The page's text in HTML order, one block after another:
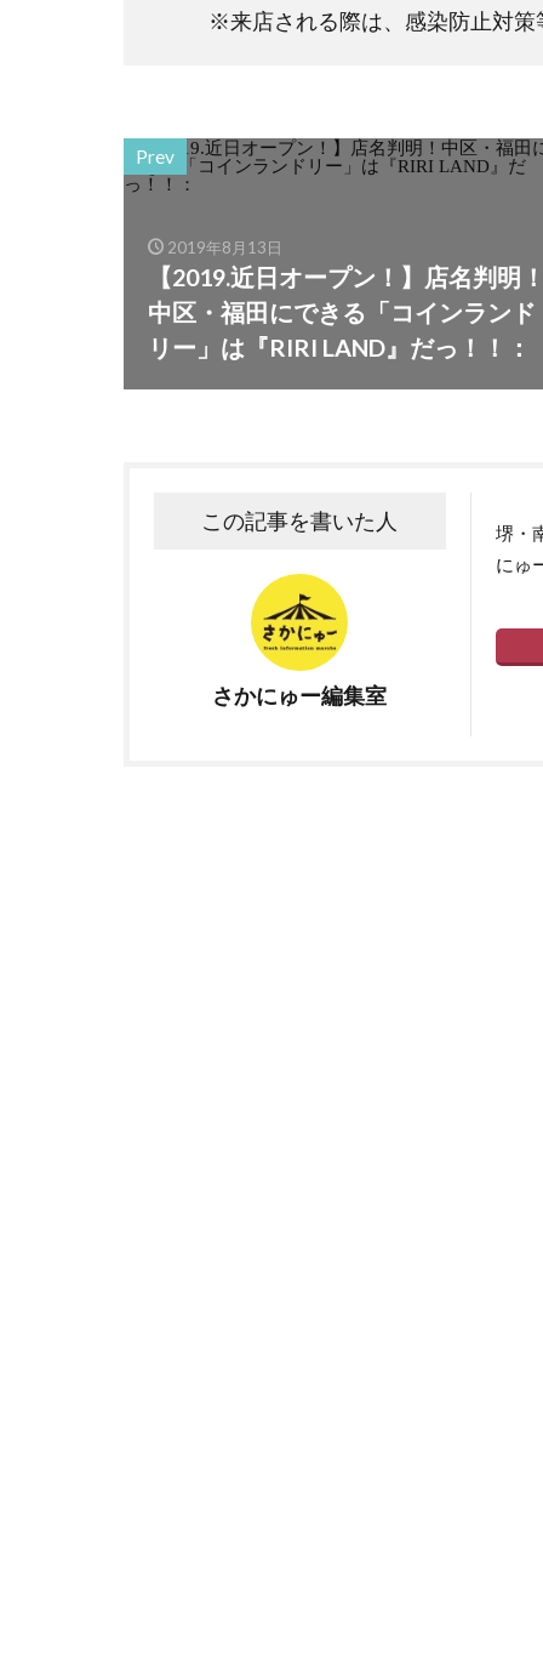
※来店される際は、感染防止対策
Prev
2019年8月13日
【2019.近日オープン！】店名判明！
中区・福田にできる「コインランド
リー」は『RIRI LAND』だっ！！：
この記事を書いた人
さかにゅー編集室
堺・
にゅ